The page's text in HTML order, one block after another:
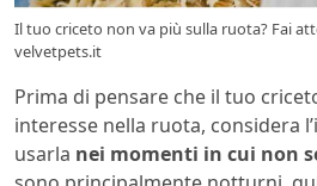
Il tuo criceto non va più sulla ruota? Fai
velvetpets.it
Prima di pensare che il tuo
interesse nella ruota, considera
usarla nei momenti in cui non